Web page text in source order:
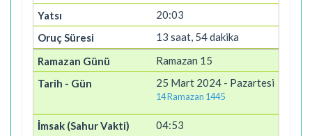
20:03
13 saat, 54 dakika
Ramazan 15
25 Mart 2024 - Pazartesi
14 Ramazan 1445
04:53